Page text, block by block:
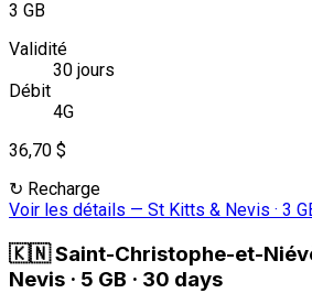
3 GB
Validité
30 jours
Débit
4G
36,70 $
↻ Recharge
Voir les détails — St Kitts & Nevis · 3
🇰🇳Saint-Christophe-et-
Nevis · 5 GB · 30 days